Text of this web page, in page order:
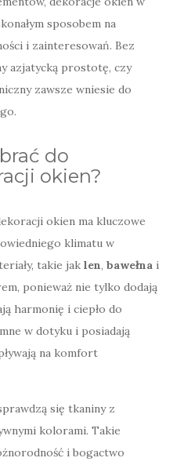
sposobem na
i zainteresowań. Bez
azjatycką prostotę, czy
zawsze wniesie do
do
okien?
okien ma kluczowe
klimatu w
takie jak len, bawełna i
ponieważ nie tylko dodają
harmonię i ciepło do
w dotyku i posiadają
na komfort
się tkaniny z
kolorami. Takie
i bogactwo